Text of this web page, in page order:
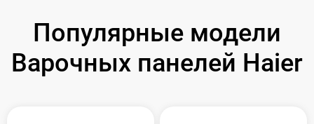
Популярные модели
Варочных панелей Haier